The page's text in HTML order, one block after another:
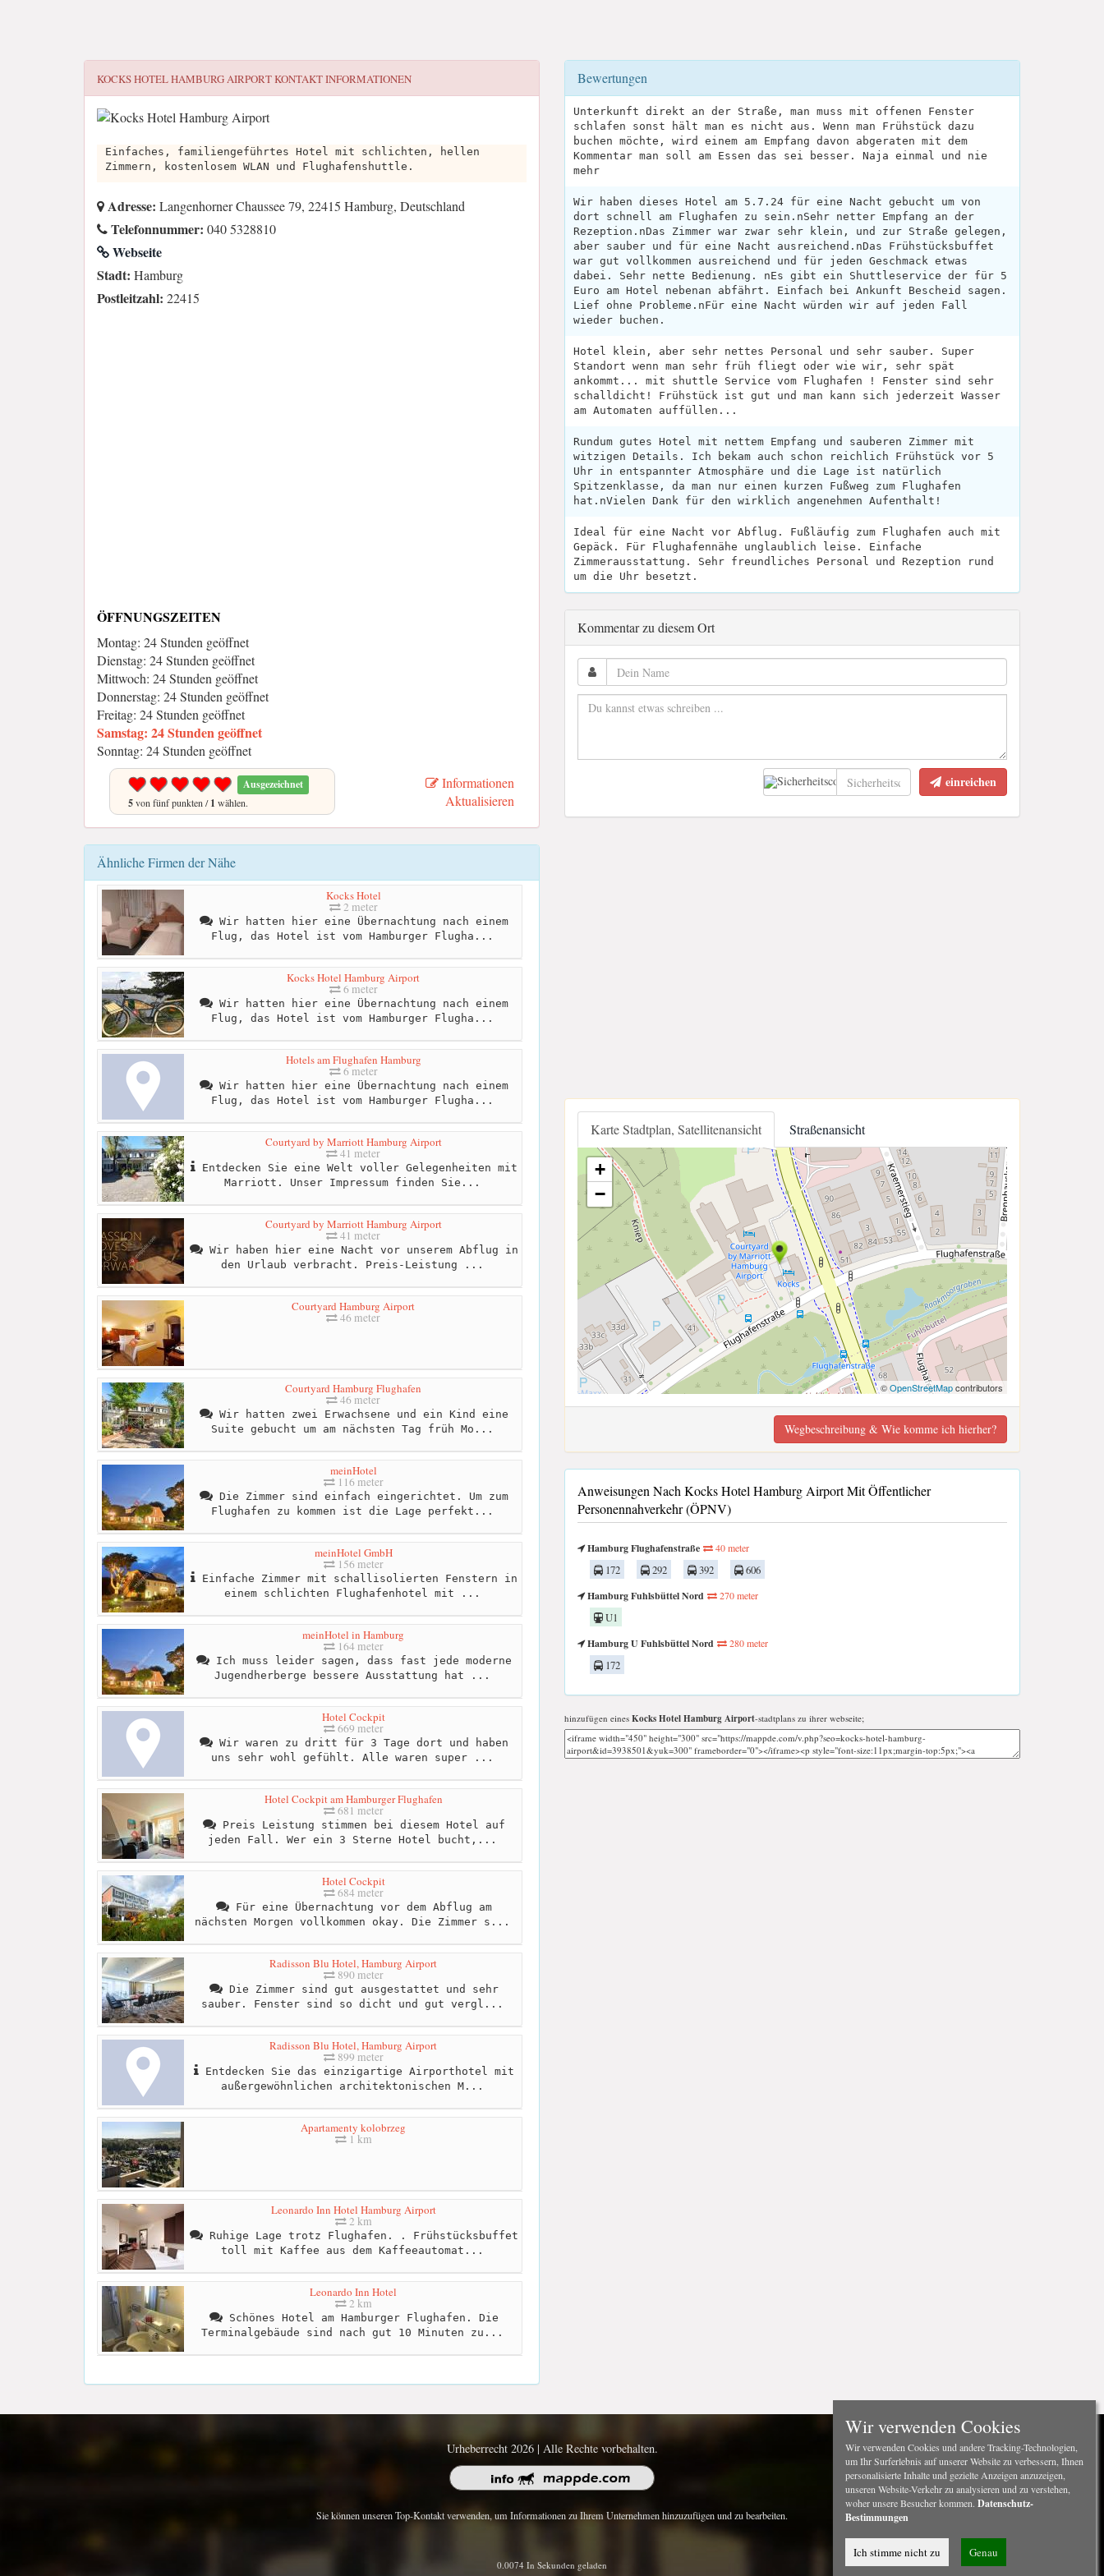
KOCKS HOTEL HAMBURG AIRPORTKONTAKT INFORMATIONEN
Einfaches, familiengeführtes Hotel mit schlichten, hellen
Zimmern, kostenlosem WLAN und Flughafenshuttle.
Adresse: Langenhorner Chaussee 79, 22415 Hamburg, Deutschland
Telefonnummer: 040 5328810
Webseite
Stadt: Hamburg
Postleitzahl: 22415
ÖFFNUNGSZEITEN
Montag: 24 Stunden geöffnet
Dienstag: 24 Stunden geöffnet
Mittwoch: 24 Stunden geöffnet
Donnerstag: 24 Stunden geöffnet
Freitag: 24 Stunden geöffnet
Samstag: 24 Stunden geöffnet
Sonntag: 24 Stunden geöffnet
Ausgezeichnet
5von fünf punkten /1 wählen.
Informationen
Aktualisieren
Ähnliche Firmen der Nähe
Kocks Hotel
2 meter
Wir hatten hier eine Übernachtung nach einem
Flug, das Hotel ist vom Hamburger Flugha...
Kocks Hotel Hamburg Airport
6 meter
Wir hatten hier eine Übernachtung nach einem
Flug, das Hotel ist vom Hamburger Flugha...
Hotels am Flughafen Hamburg
6 meter
Wir hatten hier eine Übernachtung nach einem
Flug, das Hotel ist vom Hamburger Flugha...
Courtyard by Marriott Hamburg Airport
41 meter
Entdecken Sie eine Welt voller Gelegenheiten mit
Marriott. Unser Impressum finden Sie...
Courtyard by Marriott Hamburg Airport
41 meter
Wir haben hier eine Nacht vor unserem Abflug in
den Urlaub verbracht. Preis-Leistung ...
Courtyard Hamburg Airport
46 meter
Courtyard Hamburg Flughafen
46 meter
Wir hatten zwei Erwachsene und ein Kind eine
Suite gebucht um am nächsten Tag früh Mo...
meinHotel
116 meter
Die Zimmer sind einfach eingerichtet. Um zum
Flughafen zu kommen ist die Lage perfekt...
meinHotel GmbH
156 meter
Einfache Zimmer mit schallisolierten Fenstern in
einem schlichten Flughafenhotel mit ...
meinHotel in Hamburg
164 meter
Ich muss leider sagen, dass fast jede moderne
Jugendherberge bessere Ausstattung hat ...
Hotel Cockpit
669 meter
Wir waren zu dritt für 3 Tage dort und haben
uns sehr wohl gefühlt. Alle waren super ...
Hotel Cockpit am Hamburger Flughafen
681 meter
Preis Leistung stimmen bei diesem Hotel auf
jeden Fall. Wer ein 3 Sterne Hotel bucht,...
Hotel Cockpit
684 meter
Für eine Übernachtung vor dem Abflug am
nächsten Morgen vollkommen okay. Die Zimmer s...
Radisson Blu Hotel, Hamburg Airport
890 meter
Die Zimmer sind gut ausgestattet und sehr
sauber. Fenster sind so dicht und gut vergl...
Radisson Blu Hotel, Hamburg Airport
899 meter
Entdecken Sie das einzigartige Airporthotel mit
außergewöhnlichen architektonischen M...
Apartamenty kolobrzeg
1 km
Leonardo Inn Hotel Hamburg Airport
2 km
Ruhige Lage trotz Flughafen. . Frühstücksbuffet
toll mit Kaffee aus dem Kaffeeautomat...
Leonardo Inn Hotel
2 km
Schönes Hotel am Hamburger Flughafen. Die
Terminalgebäude sind nach gut 10 Minuten zu...
Bewertungen
Unterkunft direkt an der Straße, man muss mit offenen Fenster
schlafen sonst hält man es nicht aus. Wenn man Frühstück dazu
buchen möchte, wird einem am Empfang davon abgeraten mit dem
Kommentar man soll am Essen das sei besser. Naja einmal und nie
mehr
Wir haben dieses Hotel am 5.7.24 für eine Nacht gebucht um von
dort schnell am Flughafen zu sein.nSehr netter Empfang an der
Rezeption.nDas Zimmer war zwar sehr klein, und zur Straße gelegen,
aber sauber und für eine Nacht ausreichend.nDas Frühstücksbuffet
war gut vollkommen ausreichend und für jeden Geschmack etwas
dabei. Sehr nette Bedienung. nEs gibt ein Shuttleservice der für 5
Euro am Hotel nebenan abfährt. Einfach bei Ankunft Bescheid sagen.
Lief ohne Probleme.nFür eine Nacht würden wir auf jeden Fall
wieder buchen.
Hotel klein, aber sehr nettes Personal und sehr sauber. Super
Standort wenn man sehr früh fliegt oder wie wir, sehr spät
ankommt... mit shuttle Service vom Flughafen ! Fenster sind sehr
schalldicht! Frühstück ist gut und man kann sich jederzeit Wasser
am Automaten auffüllen...
Rundum gutes Hotel mit nettem Empfang und sauberen Zimmer mit
witzigen Details. Ich bekam auch schon reichlich Frühstück vor 5
Uhr in entspannter Atmosphäre und die Lage ist natürlich
Spitzenklasse, da man nur einen kurzen Fußweg zum Flughafen
hat.nVielen Dank für den wirklich angenehmen Aufenthalt!
Ideal für eine Nacht vor Abflug. Fußläufig zum Flughafen auch mit
Gepäck. Für Flughafennähe unglaublich leise. Einfache
Zimmerausstattung. Sehr freundliches Personal und Rezeption rund
um die Uhr besetzt.
Kommentar zu diesem Ort
einreichen
Karte Stadtplan, Satellitenansicht Straßenansicht
+
−
©OpenStreetMapcontributors
Wegbeschreibung & Wie komme ich hierher?
Anweisungen Nach Kocks Hotel Hamburg Airport Mit Öffentlicher
Personennahverkehr (ÖPNV)
Hamburg Flughafenstraße 40 meter
172 292 392
606
Hamburg Fuhlsbüttel Nord
270 meter
U1
Hamburg U Fuhlsbüttel Nord
280 meter
172
hinzufügen eines Kocks Hotel Hamburg Airport-stadtplans zu ihrer webseite;
Urheberrecht 2026 | Alle Rechte vorbehalten.
Sie können unseren Top-Kontakt verwenden, um Informationen zu Ihrem Unternehmen hinzuzufügen und zu bearbeiten.
0.0074 In Sekunden geladen
Wir verwenden Cookies
Wir verwenden Cookies und andere Tracking-Technologien,
um Ihr Surferlebnis auf unserer Website zu verbessern, Ihnen
personalisierte Inhalte und gezielte Anzeigen anzuzeigen,
unseren Website-Verkehr zu analysieren und zu verstehen,
woher unsere Besucher kommen. Datenschutz-
Bestimmungen
Ich stimme nicht zu Genau